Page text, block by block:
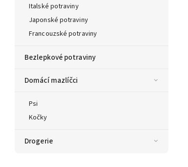
Italské potraviny
Japonské potraviny
Francouzské potraviny
Bezlepkové potraviny
Domácí mazlíčci
Psi
Kočky
Drogerie